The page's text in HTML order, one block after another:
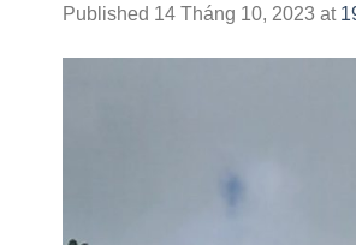
Published 14 Tháng 10, 2023 at